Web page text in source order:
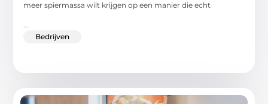
meer spiermassa wilt krijgen op een manier die echt
Bedrijven